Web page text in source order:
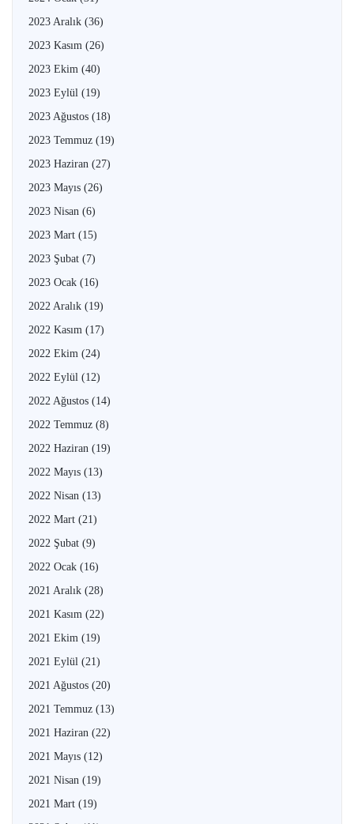
2023 Aralık (36)
2023 Kasım (26)
2023 Ekim (40)
2023 Eylül (19)
2023 Ağustos (18)
2023 Temmuz (19)
2023 Haziran (27)
2023 Mayıs (26)
2023 Nisan (6)
2023 Mart (15)
2023 Şubat (7)
2023 Ocak (16)
2022 Aralık (19)
2022 Kasım (17)
2022 Ekim (24)
2022 Eylül (12)
2022 Ağustos (14)
2022 Temmuz (8)
2022 Haziran (19)
2022 Mayıs (13)
2022 Nisan (13)
2022 Mart (21)
2022 Şubat (9)
2022 Ocak (16)
2021 Aralık (28)
2021 Kasım (22)
2021 Ekim (19)
2021 Eylül (21)
2021 Ağustos (20)
2021 Temmuz (13)
2021 Haziran (22)
2021 Mayıs (12)
2021 Nisan (19)
2021 Mart (19)